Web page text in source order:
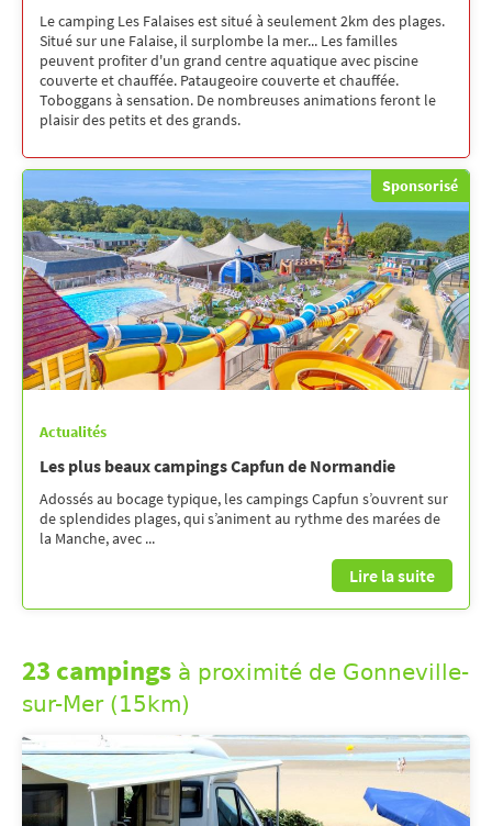
Le camping Les Falaises est situé à seulement 2km des plages.
Situé sur une Falaise, il surplombe la mer... Les familles
peuvent profiter d'un grand centre aquatique avec piscine
couverte et chauffée. Pataugeoire couverte et chauffée.
Toboggans à sensation. De nombreuses animations feront le
plaisir des petits et des grands.
Sponsorisé
Actualités
Les plus beaux campings Capfun de Normandie
Adossés au bocage typique, les campings Capfun s’ouvrent sur
de splendides plages, qui s’animent au rythme des marées de
la Manche, avec ...
Lire la suite
23 campings à proximité de Gonneville-
sur-Mer (15km)